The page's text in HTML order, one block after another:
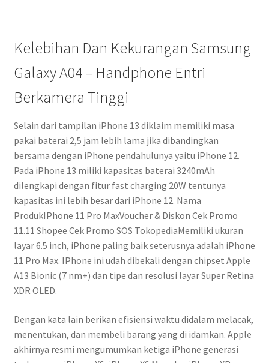
Kelebihan Dan Kekurangan Samsung
Galaxy A04 – Handphone Entri
Berkamera Tinggi
Selain dari tampilan iPhone 13 diklaim memiliki masa
pakai baterai 2,5 jam lebih lama jika dibandingkan
bersama dengan iPhone pendahulunya yaitu iPhone 12.
Pada iPhone 13 miliki kapasitas baterai 3240mAh
dilengkapi dengan fitur fast charging 20W tentunya
kapasitas ini lebih besar dari iPhone 12. Nama
ProdukIPhone 11 Pro MaxVoucher & Diskon Cek Promo
11.11 Shopee Cek Promo SOS TokopediaMemiliki ukuran
layar 6.5 inch, iPhone paling baik seterusnya adalah iPhone
11 Pro Max. IPhone ini udah dibekali dengan chipset Apple
A13 Bionic (7 nm+) dan tipe dan resolusi layar Super Retina
XDR OLED.
Dengan kata lain berikan efisiensi waktu didalam melacak,
menentukan, dan membeli barang yang di idamkan. Apple
akhirnya resmi mengumumkan ketiga iPhone generasi